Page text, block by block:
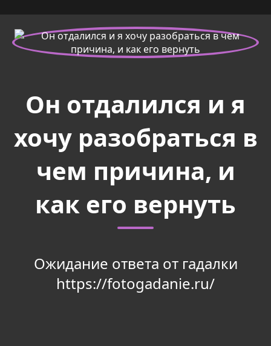
Он отдалился и я
хочу разобраться в
чем причина, и
как его вернуть
Ожидание ответа от гадалки
https://fotogadanie.ru/